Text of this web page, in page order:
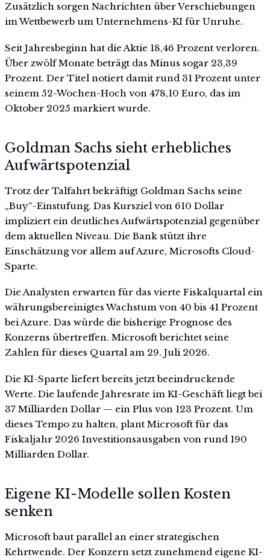
Zusätzlich sorgen Nachrichten über Verschiebungen
im Wettbewerb um Unternehmens-KI für Unruhe.
Seit Jahresbeginn hat die Aktie 18,46 Prozent verloren.
Über zwölf Monate beträgt das Minus sogar 23,39
Prozent. Der Titel notiert damit rund 31 Prozent unter
seinem 52-Wochen-Hoch von 478,10 Euro, das im
Oktober 2025 markiert wurde.
Goldman Sachs sieht erhebliches
Aufwärtspotenzial
Trotz der Talfahrt bekräftigt Goldman Sachs seine
„Buy“-Einstufung. Das Kursziel von 610 Dollar
impliziert ein deutliches Aufwärtspotenzial gegenüber
dem aktuellen Niveau. Die Bank stützt ihre
Einschätzung vor allem auf Azure, Microsofts Cloud-
Sparte.
Die Analysten erwarten für das vierte Fiskalquartal ein
währungsbereinigtes Wachstum von 40 bis 41 Prozent
bei Azure. Das würde die bisherige Prognose des
Konzerns übertreffen. Microsoft berichtet seine
Zahlen für dieses Quartal am 29. Juli 2026.
Die KI-Sparte liefert bereits jetzt beeindruckende
Werte. Die laufende Jahresrate im KI-Geschäft liegt bei
37 Milliarden Dollar — ein Plus von 123 Prozent. Um
dieses Tempo zu halten, plant Microsoft für das
Fiskaljahr 2026 Investitionsausgaben von rund 190
Milliarden Dollar.
Eigene KI-Modelle sollen Kosten
senken
Microsoft baut parallel an einer strategischen
Kehrtwende. Der Konzern setzt zunehmend eigene KI-